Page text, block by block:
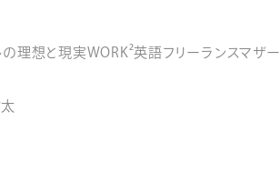
の理想と現実WORK²英語フリーランスマザー